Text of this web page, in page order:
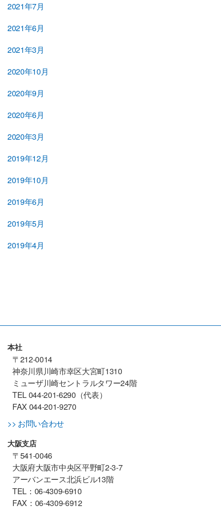
2021年7月
2021年6月
2021年3月
2020年10月
2020年9月
2020年6月
2020年3月
2019年12月
2019年10月
2019年6月
2019年5月
2019年4月
本社
〒212-0014
神奈川県川崎市幸区大宮町1310
ミューザ川崎セントラルタワー24階
TEL 044-201-6290（代表）
FAX 044-201-9270
>> お問い合わせ
大阪支店
〒541-0046
大阪府大阪市中央区平野町2-3-7
アーバンエース北浜ビル13階
TEL：06-4309-6910
FAX：06-4309-6912